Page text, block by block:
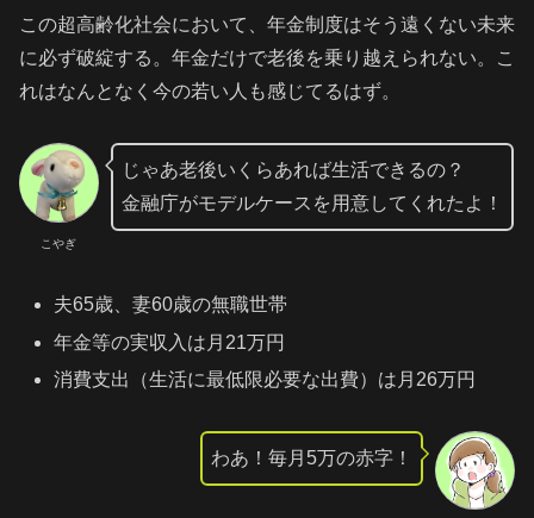
この超高齢化社会において、年金制度はそう遠くない未来
に必ず破綻する。年金だけで老後を乗り越えられない。こ
れはなんとなく今の若い人も感じてるはず。
こやぎ
じゃあ老後いくらあれば生活できるの？
金融庁がモデルケースを用意してくれたよ！
夫65歳、妻60歳の無職世帯
年金等の実収入は月21万円
消費支出（生活に最低限必要な出費）は月26万円
わあ！毎月5万の赤字！